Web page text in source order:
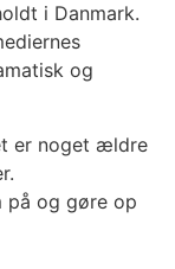
i Danmark.
og
er noget ældre
på og gøre op